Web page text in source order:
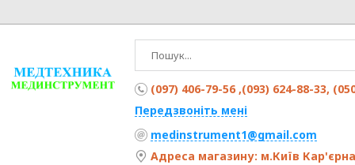
(097) 406-79-56 ,(093) 624-88-33,
Передзвоніть мені
medinstrument1@gmail.com
Адреса магазину: м.Київ